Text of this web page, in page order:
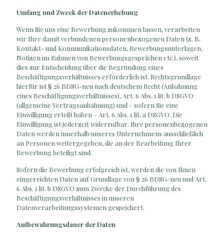
Umfang und Zweck der Datenerhebung
Wenn Sie uns eine Bewerbung zukommen lassen, verarbeiten
wir Ihre damit verbundenen personenbezogenen Daten (z. B.
Kontakt- und Kommunikationsdaten, Bewerbungsunterlagen,
Notizen im Rahmen von Bewerbungsgesprächen etc.), soweit
dies zur Entscheidung über die Begründung eines
Beschäftigungsverhältnisses erforderlich ist. Rechtsgrundlage
hierfür ist § 26 BDSG-neu nach deutschem Recht (Anbahnung
eines Beschäftigungsverhältnisses), Art. 6 Abs. 1 lit. b DSGVO
(allgemeine Vertragsanbahnung) und – sofern Sie eine
Einwilligung erteilt haben – Art. 6 Abs. 1 lit. a DSGVO. Die
Einwilligung ist jederzeit widerrufbar. Ihre personenbezogenen
Daten werden innerhalb unseres Unternehmens ausschließlich
an Personen weitergegeben, die an der Bearbeitung Ihrer
Bewerbung beteiligt sind.
Sofern die Bewerbung erfolgreich ist, werden die von Ihnen
eingereichten Daten auf Grundlage von § 26 BDSG-neu und Art.
6 Abs. 1 lit. b DSGVO zum Zwecke der Durchführung des
Beschäftigungsverhältnisses in unseren
Datenverarbeitungssystemen gespeichert.
Aufbewahrungsdauer der Daten